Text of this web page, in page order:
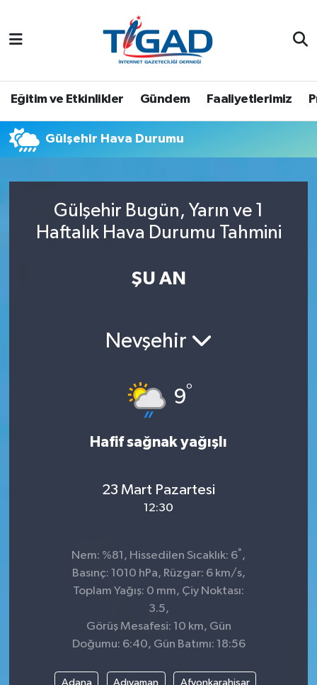
Eğitim ve Etkinlikler Gündem Faaliyetlerimiz
Gülşehir Hava Durumu
Gülşehir Bugün, Yarın ve 1
Haftalık Hava Durumu Tahmini
ŞU AN
Nevşehir
9°
Hafif sağnak yağışlı
23 Mart Pazartesi
12:30
Nem: %81, Hissedilen Sıcaklık: 6° ,
Basınç: 1010 hPa, Rüzgar: 6 km/s,
Toplam Yağış: 0 mm, Çiy Noktası:
3.5,
Görüş Mesafesi: 10 km, Gün
Doğumu: 6:40, Gün Batımı: 18:56
Adana Adıyaman Afyonkarahisar
Nöbetçi Eczaneler
Tüm Manşetler
Son Dakika Haberleri